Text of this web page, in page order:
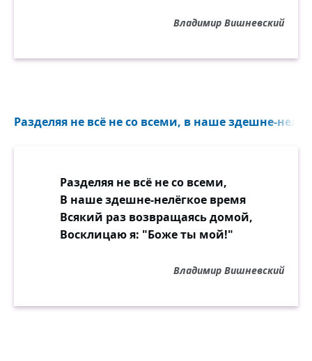
Владимир Вишневский
Разделяя не всё не со всеми, в наше здешне-
Разделяя не всё не со всеми,
В наше здешне-нелёгкое время
Всякий раз возвращаясь домой,
Восклицаю я: "Боже ты мой!"
Владимир Вишневский